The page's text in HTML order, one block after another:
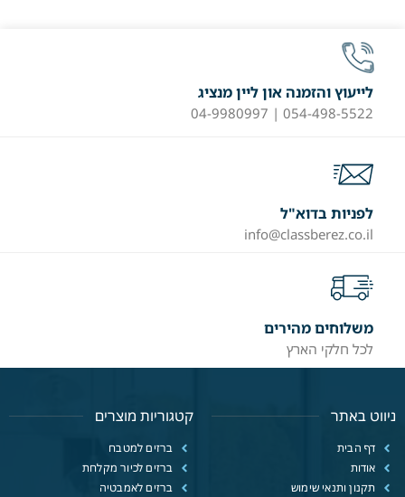
לייעוץ והזמנה און ליין מנציג
054-498-5522 | 04-9980997
לפניות בדוא"ל
info@classberez.co.il
משלוחים מהירים
לכל חלקי הארץ
ניווט באתר
דף הבית
אודות
תקנון ותנאי שימוש
קטגוריות מוצרים
ברזים למטבח
ברזים לכיור מקלחת
ברזים לאמבטיה